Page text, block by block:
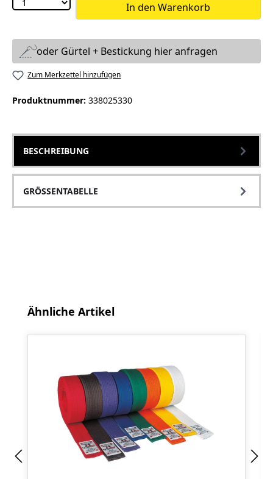
In den Warenkorb
oder Gürtel + Bestickung hier anfragen
Zum Merkzettel hinzufügen
Produktnummer: 338025330
BESCHREIBUNG
GRÖSSENTABELLE
Produktgalerie überspringen
Ähnliche Artikel